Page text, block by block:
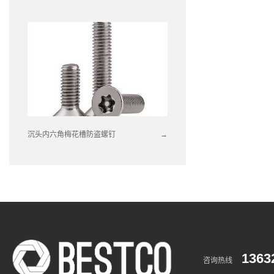
→
沉头内六角梅花槽防盗螺钉
咨询热线